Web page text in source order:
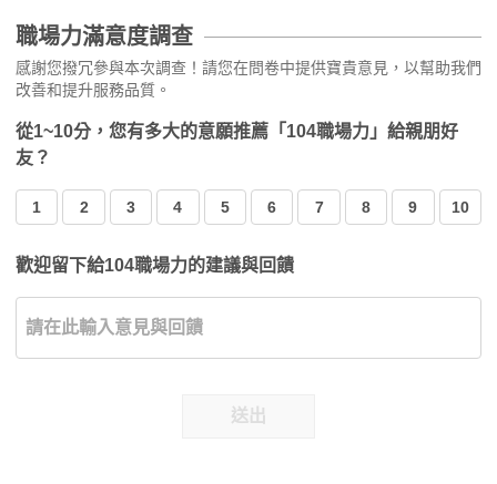
職場力滿意度調查
感謝您撥冗參與本次調查！請您在問卷中提供寶貴意見，以幫助我們
改善和提升服務品質。
從1~10分，您有多大的意願推薦「104職場力」給親朋好
友？
1 2 3 4 5 6 7 8 9 10
歡迎留下給104職場力的建議與回饋
送出